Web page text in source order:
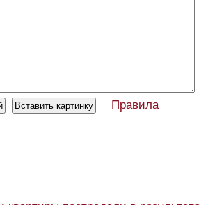
Правила